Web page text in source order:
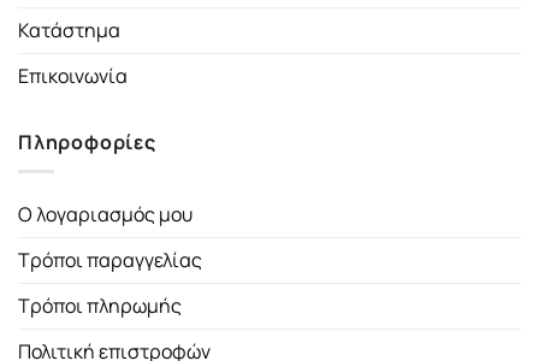
Κατάστημα
Επικοινωνία
Πληροφορίες
Ο λογαριασμός μου
Τρόποι παραγγελίας
Τρόποι πληρωμής
Πολιτική επιστροφών